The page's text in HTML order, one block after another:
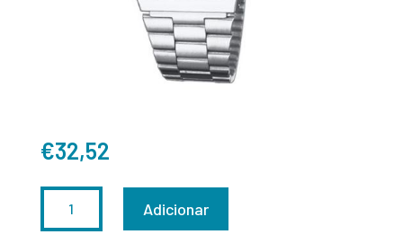
€32,52
QUANTIDADE
DE
Adicionar